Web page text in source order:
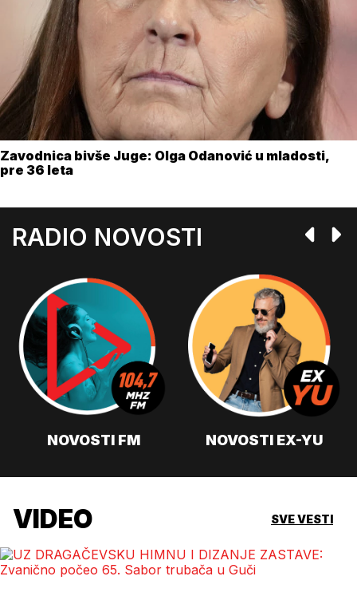
Zavodnica bivše Juge: Olga Odanović u mladosti,
pre 36 leta
RADIO NOVOSTI
NOVOSTI FM NOVOSTI EX-YU
VIDEO SVE VESTI